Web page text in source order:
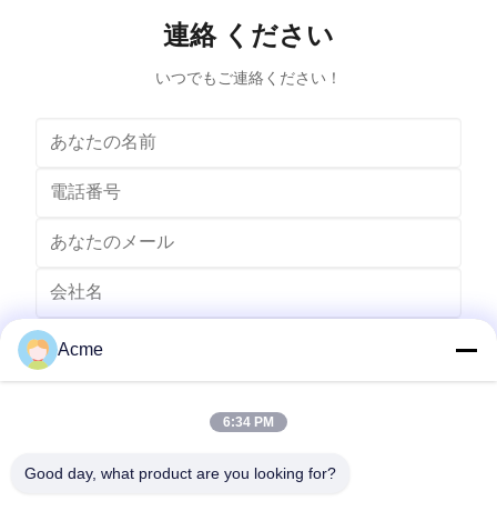
appropriate for the item to be cleaned and the type of
soiling present
連絡 ください
いつでもご連絡ください！
送りなさい
Acme
6:34 PM
Good day, what product are you looking for?